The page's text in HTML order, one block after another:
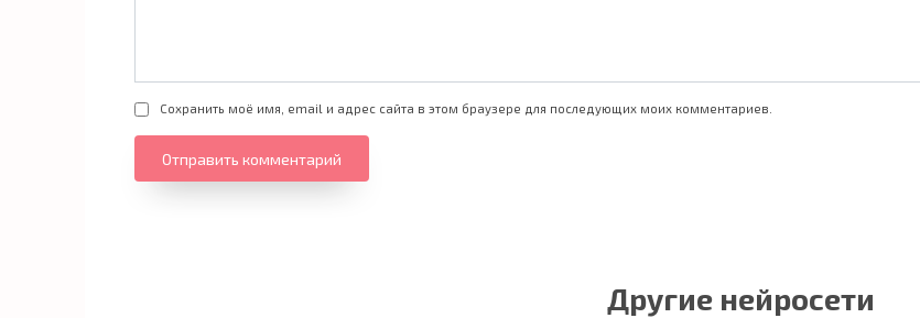
Сохранить моё имя, email и адрес сайта в этом браузере для последующих моих комментариев.
Другие нейросети